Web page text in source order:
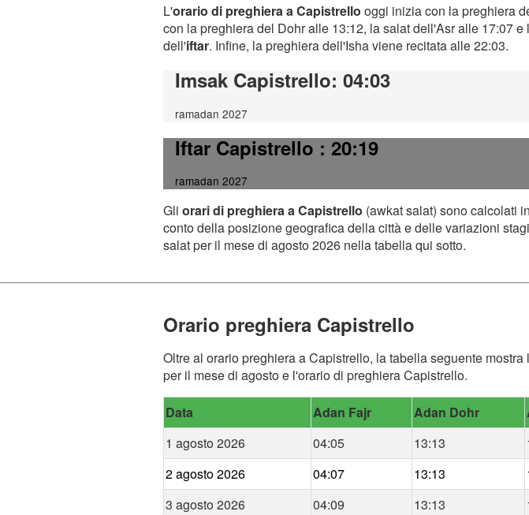
L'orario di preghiera a Capistrello oggi inizia con la preghiera
con la preghiera del Dohr alle 13:12, la salat dell'Asr alle 17:07
dell'iftar. Infine, la preghiera dell'Isha viene recitata alle 22:03.
Imsak Capistrello: 04:03
ramadan 2027
Iftar Capistrello: 20:19
ramadan 2027
Gli orari di preghiera a Capistrello (awkat salat) sono calcolati
conto della posizione geografica della città e delle variazioni
salat per il mese di agosto 2026 nella tabella qui sotto.
Orario preghiera Capistrello
Oltre al orario preghiera a Capistrello, la tabella seguente
per il mese di agosto e l'orario di preghiera Capistrello.
Data Adan Fajr Adan Dohr
1 agosto 2026
04:05 13:13
2 agosto 2026
04:07 13:13
3 agosto 2026
04:09 13:13